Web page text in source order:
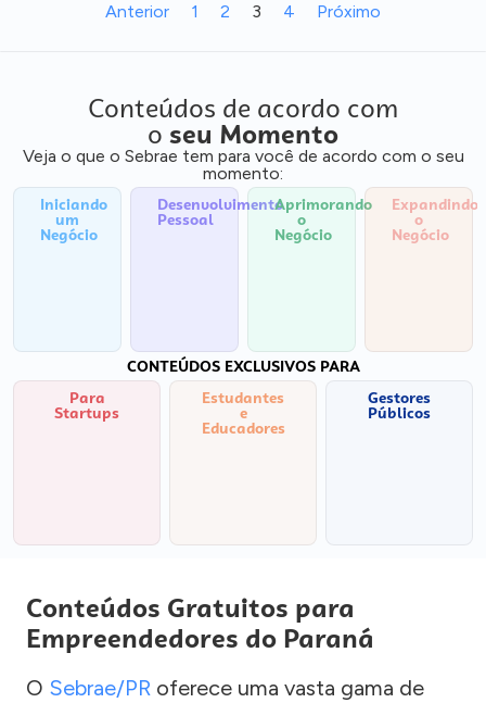
Anterior 1 2 3 4 Próximo
Conteúdos de acordo com
o seu Momento
Veja o que o Sebrae tem para você de acordo com o seu
momento:
Iniciando
um
Negócio
Desenvolvimento
Pessoal
Aprimorando
o
Negócio
Expandindo
o
Negócio
CONTEÚDOS EXCLUSIVOS PARA
Para
Startups
Estudantes
e
Educadores
Gestores
Públicos
Conteúdos Gratuitos para
Empreendedores do Paraná
O Sebrae/PR oferece uma vasta gama de